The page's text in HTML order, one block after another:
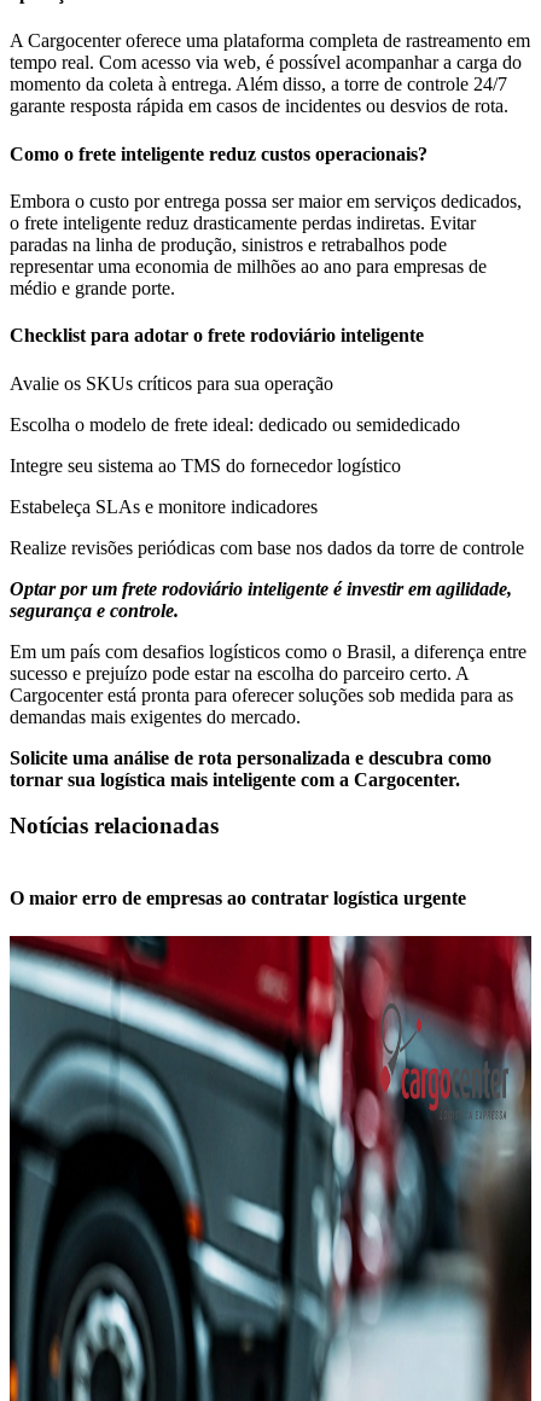
A Cargocenter oferece uma plataforma completa de rastreamento em
tempo real. Com acesso via web, é possível acompanhar a carga do
momento da coleta à entrega. Além disso, a torre de controle 24/7
garante resposta rápida em casos de incidentes ou desvios de rota.
Como o frete inteligente reduz custos operacionais?
Embora o custo por entrega possa ser maior em serviços dedicados,
o frete inteligente reduz drasticamente perdas indiretas. Evitar
paradas na linha de produção, sinistros e retrabalhos pode
representar uma economia de milhões ao ano para empresas de
médio e grande porte.
Checklist para adotar o frete rodoviário inteligente
Avalie os SKUs críticos para sua operação
Escolha o modelo de frete ideal: dedicado ou semidedicado
Integre seu sistema ao TMS do fornecedor logístico
Estabeleça SLAs e monitore indicadores
Realize revisões periódicas com base nos dados da torre de controle
Optar por um frete rodoviário inteligente é investir em agilidade,
segurança e controle.
Em um país com desafios logísticos como o Brasil, a diferença entre
sucesso e prejuízo pode estar na escolha do parceiro certo. A
Cargocenter está pronta para oferecer soluções sob medida para as
demandas mais exigentes do mercado.
Solicite uma análise de rota personalizada e descubra como
tornar sua logística mais inteligente com a Cargocenter.
Notícias relacionadas
O maior erro de empresas ao contratar logística urgente